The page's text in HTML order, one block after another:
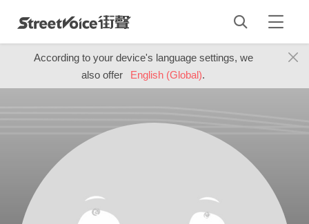
According to your device's language settings, we
also offer
English (Global).